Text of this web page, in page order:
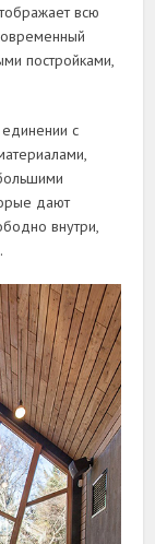
всю
постройками,
с
дают
внутри,